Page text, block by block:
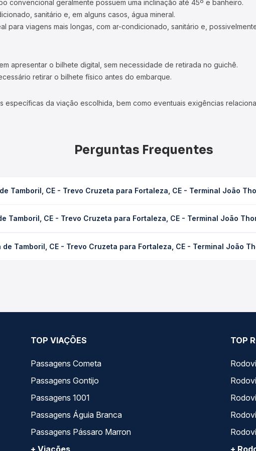
convencional geralmente possuem uma inclinação até 45º e banheiro.
sanitário e, em alguns casos, água mineral.
para viagens mais longas, com ar-condicionado, sanitário e,
apresentar o bilhete digital, sem necessidade de retirada no guichê.
retirar o bilhete físico antes do embarque.
específicas da viação escolhida, bem como eventuais exigências
Perguntas Frequentes
Tamboril, CE - Trevo Cruzeta para Fortaleza, CE - Terminal João
as condições de tráfego. Na Quero Passagem você consulta os horários
Tamboril, CE - Trevo Cruzeta para Fortaleza, CE - Terminal João
da compra. Na Quero Passagem você compara os preços de todas
Tamboril, CE - Trevo Cruzeta para Fortaleza, CE - Terminal João
TOP VIAÇÕES
Passagens Cometa
Passagens Gontijo
Passagens 1001
Passagens Águia Branca
Passagens Pássaro Marron
+ Viações
TOP
+